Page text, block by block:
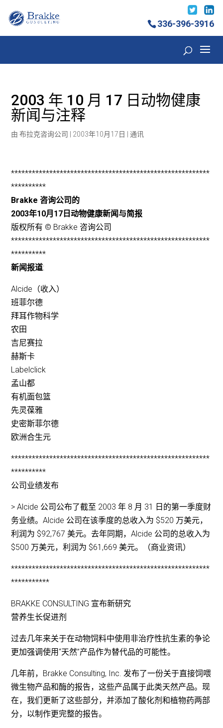
336-396-3916
2003 年 10 月 17 日动物健康
新闻与注释
由布拉克咨询公司 2003年10月17日 |通讯
*********************************************************
**********
Brakke 咨询公司的
2003年10月17日动物健康新闻与简报
版权所有 © Brakke 咨询公司
*********************************************************
**********
新闻报道:
Alcide（收入）
班菲尔德
拜耳作物科学
农田
吉尼赛拉
赫斯卡
Labelclick
孟山都
有机面包篮
先灵葆雅
史密斯菲尔德
欧洲合生元
*********************************************************
**********
公司业绩发布
> Alcide 公司公布了截至 2003 年 8 月 31 日的第一季度财
务业绩。Alcide 公司在该季度的总收入为 $520 万美元，
利润为 $92,767 美元。去年同期，Alcide 公司的总收入为
$500 万美元，利润为 $61,669 美元。（商业资讯）
*********************************************************
***********
BRAKKE CONSULTING 宣布新研究
营养生长促进剂
过去几年来关于在动物饲料中使用非治疗性抗生素的争论
更加强调使用“天然”产品作为替代品的可能性。
几年前，Brakke Consulting, Inc. 发布了一份关于直接饲喂
微生物产品和酶的报告，这些产品属于此类天然产品。现
在，我们更新了这些部分，并添加了酸化剂和植物药两部
分，以制作更完整的报告。